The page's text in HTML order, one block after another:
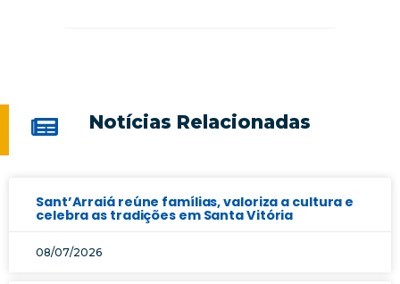
Notícias Relacionadas
Sant’Arraiá reúne famílias, valoriza a cultura e
celebra as tradições em Santa Vitória
08/07/2026